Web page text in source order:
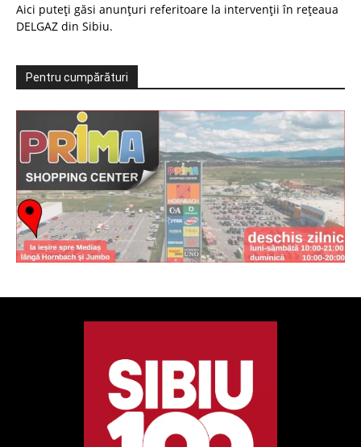
Aici puteți găsi anunțuri referitoare la intervenții în rețeaua
DELGAZ din Sibiu.
Pentru cumpărături